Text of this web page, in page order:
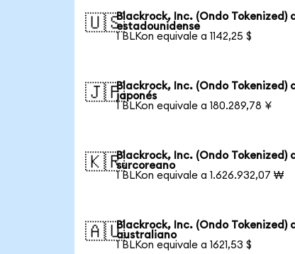
🇺🇸Blackrock, Inc. (Ondo Tokenized)
estadounidense
1 BLKon equivale a 1142,25 $
🇯🇵Blackrock, Inc. (Ondo Tokenized)
japonés
1 BLKon equivale a 180.289,78 ¥
🇰🇷Blackrock, Inc. (Ondo Tokenized)
surcoreano
1 BLKon equivale a 1.626.932,07 ₩
🇦🇺Blackrock, Inc. (Ondo Tokenized)
australiano
1 BLKon equivale a 1621,53 $